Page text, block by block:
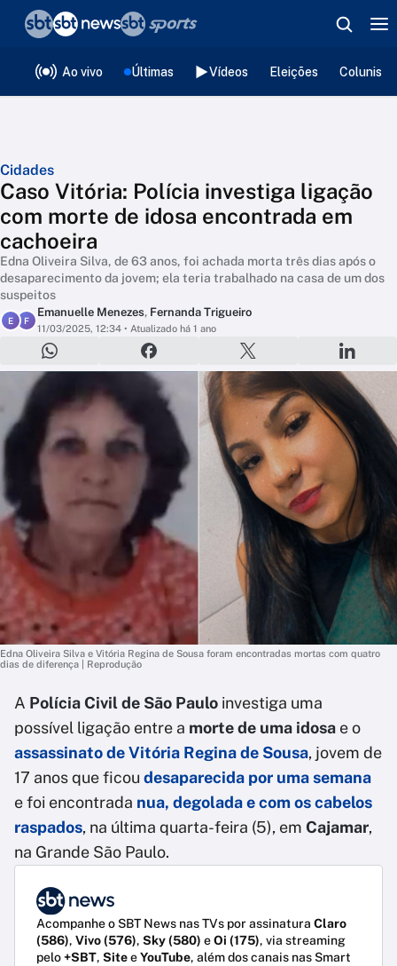
Ao vivo Últimas Vídeos Eleições
Cidades
Caso Vitória: Polícia investiga ligação
com morte de idosa encontrada em
cachoeira
Edna Oliveira Silva, de 63 anos, foi achada morta três dias após o
desaparecimento da jovem; ela teria trabalhado na casa de um dos
suspeitos
E F
Emanuelle Menezes, Fernanda Trigueiro
11/03/2025, 12:34 • Atualizado há 1 ano
Edna Oliveira Silva e Vitória Regina de Sousa foram encontradas mortas com quatro
dias de diferença | Reprodução
A Polícia Civil de São Paulo investiga uma
possível ligação entre a morte de uma idosa e o
assassinato de Vitória Regina de Sousa, jovem de
17 anos que ficou desaparecida por uma semana
e foi encontrada nua, degolada e com os cabelos
raspados, na última quarta-feira (5), em Cajamar,
na Grande São Paulo.
Acompanhe o SBT News nas TVs por assinatura Claro
(586), Vivo (576), Sky (580) eOi (175), via streaming
pelo+SBT, SiteeYouTube, além dos canais nas Smart
❮voltar
Editorias